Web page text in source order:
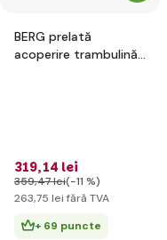
BERG prelată
acoperire trambulină
319,14 lei
359,47 lei(-11 %)
263,75 lei fără TVA
+ 69 puncte